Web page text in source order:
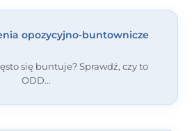
opozycyjno-buntownicze
się buntuje? Sprawdź, czy to
ODD